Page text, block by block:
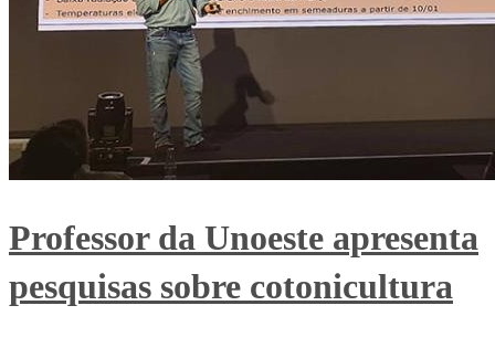
Professor da Unoeste apresenta
pesquisas sobre cotonicultura